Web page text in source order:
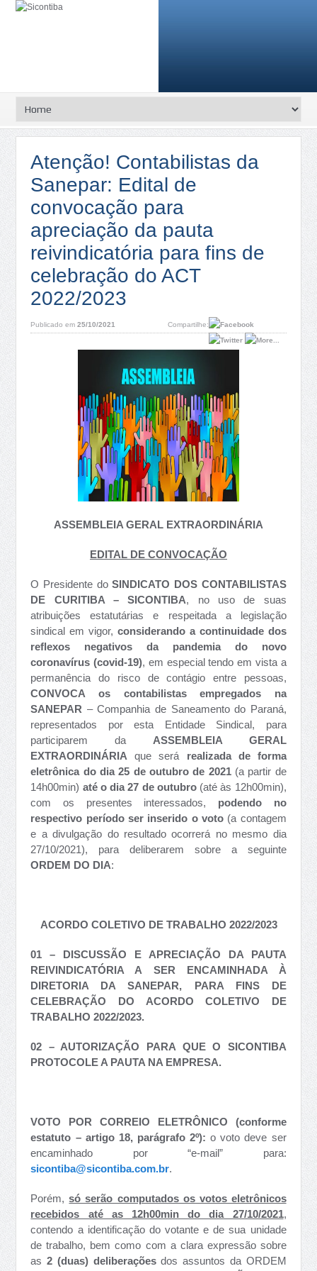
Atenção! Contabilistas da
Sanepar: Edital de
convocação para
apreciação da pauta
reivindicatória para fins de
celebração do ACT
2022/2023
Publicado em25/10/2021 Compartilhe:
ASSEMBLEIA GERAL EXTRAORDINÁRIA
EDITAL DE CONVOCAÇÃO
O Presidente doSINDICATO DOS CONTABILISTAS
DE CURITIBA – SICONTIBA, no uso de suas
atribuições estatutárias e respeitada a legislação
sindical em vigor, considerando a continuidade dos
reflexos negativos da pandemia do novo
coronavírus (covid-19), em especial tendo em vista a
permanência do risco de contágio entre pessoas,
CONVOCA os
contabilistas empregados na
SANEPAR – Companhia de Saneamento do Paraná,
representados por esta Entidade Sindical, para
participarem da ASSEMBLEIA GERAL
EXTRAORDINÁRIA que será realizada de forma
eletrônica do dia 25 de outubro de 2021 (a partir de
14h00min) até o dia 27 de outubro (até às 12h00min),
com os presentes interessados, podendo no
respectivo período ser inserido o voto(a contagem
e a divulgação do resultado ocorrerá no mesmo dia
27/10/2021), para deliberarem sobre a seguinte
ORDEM DO DIA:
ACORDO COLETIVO DE TRABALHO 2022/2023
01 – DISCUSSÃO E APRECIAÇÃO DA PAUTA
REIVINDICATÓRIA A SER ENCAMINHADA À
DIRETORIA DA SANEPAR, PARA FINS DE
CELEBRAÇÃO DO ACORDO COLETIVO DE
TRABALHO 2022/2023.
02 – AUTORIZAÇÃO PARA QUE O SICONTIBA
PROTOCOLE A PAUTA NA EMPRESA.
VOTO POR CORREIO ELETRÔNICO (conforme
estatuto – artigo 18, parágrafo 2º): o voto deve ser
encaminhado por “e-mail” para:
sicontiba@sicontiba.com.br.
Porém,só serão computados os votos eletrônicos
recebidos até as 12h00min do dia 27/10/2021,
contendo a identificação do votante e de sua unidade
de trabalho, bem como com a clara expressão sobre
as2 (duas) deliberaçõesdos assuntos da ORDEM